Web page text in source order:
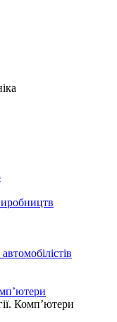
Комп’ютери